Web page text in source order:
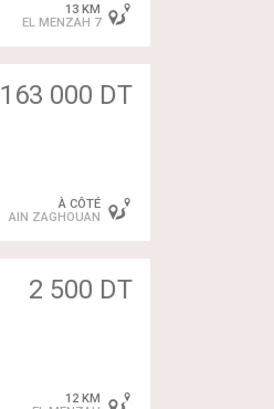
13 KM
EL MENZAH 7
163 000 DT
À CÔTÉ
AIN ZAGHOUAN
2 500 DT
12 KM